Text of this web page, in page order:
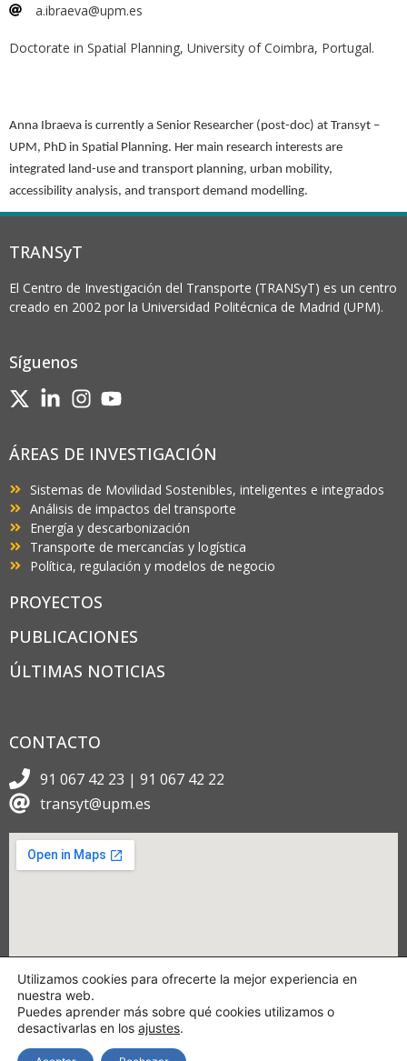
a.ibraeva@upm.es
Doctorate in Spatial Planning, University of Coimbra, Portugal.
Anna Ibraeva is currently a Senior Researcher (post-doc) at Transyt –
UPM, PhD in Spatial Planning. Her main research interests are
integrated land-use and transport planning, urban mobility,
accessibility analysis, and transport demand modelling.
TRANSyT
El Centro de Investigación del Transporte (TRANSyT) es un centro
creado en 2002 por la Universidad Politécnica de Madrid (UPM).
Síguenos
ÁREAS DE INVESTIGACIÓN
Sistemas de Movilidad Sostenibles, inteligentes e integrados
Análisis de impactos del transporte
Energía y descarbonización
Transporte de mercancías y logística
Política, regulación y modelos de negocio
PROYECTOS
PUBLICACIONES
ÚLTIMAS NOTICIAS
CONTACTO
91 067 42 23 | 91 067 42 22
transyt@upm.es
Utilizamos cookies para ofrecerte la mejor experiencia en
nuestra web.
Puedes aprender más sobre qué cookies utilizamos o
desactivarlas en los ajustes.